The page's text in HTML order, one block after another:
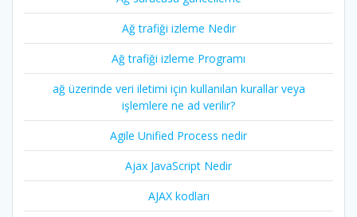
Ağ trafiği izleme Nedir
Ağ trafiği izleme Programı
ağ üzerinde veri iletimi için kullanılan kurallar veya
işlemlere ne ad verilir?
Agile Unified Process nedir
Ajax JavaScript Nedir
AJAX kodları